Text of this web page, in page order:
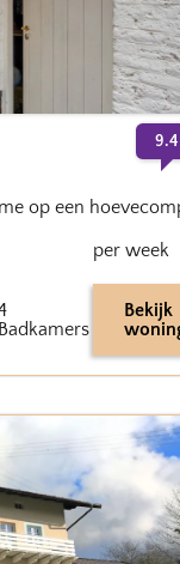
9.4
op een
per week
Badkamers
Bekijk